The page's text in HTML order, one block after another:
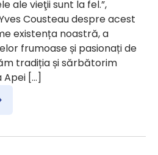
ale vieţii sunt la fel.”,
Cousteau despre acest
existența noastră, a
frumoase și pasionați de
tradiția și sărbătorim
Apei […]